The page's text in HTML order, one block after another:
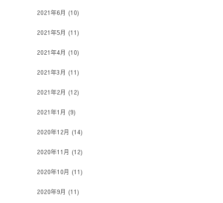
2021年6月 (10)
2021年5月 (11)
2021年4月 (10)
2021年3月 (11)
2021年2月 (12)
2021年1月 (9)
2020年12月 (14)
2020年11月 (12)
2020年10月 (11)
2020年9月 (11)